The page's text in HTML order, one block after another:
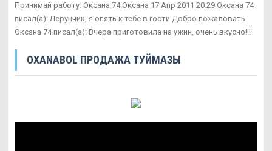
Принимай работу: Оксана 74 Оксана 17 Апр 2011 20:29 Оксана 74
писал(а): Лерунчик, я опять к тебе в гости Добро пожаловать
Оксана 74 писал(а): Вчера приготовила на ужин, очень вкусно!!!
OXANABOL ПРОДАЖА ТУЙМАЗЫ